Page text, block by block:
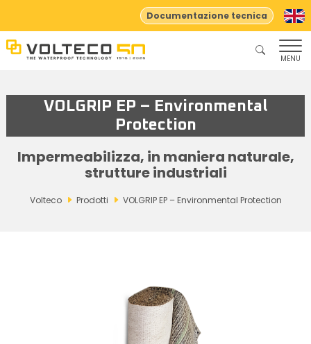
Documentazione tecnica
MENU
VOLGRIP EP – Environmental
Protection
Impermeabilizza, in maniera naturale,
strutture industriali
Volteco Prodotti VOLGRIP EP – Environmental Protection